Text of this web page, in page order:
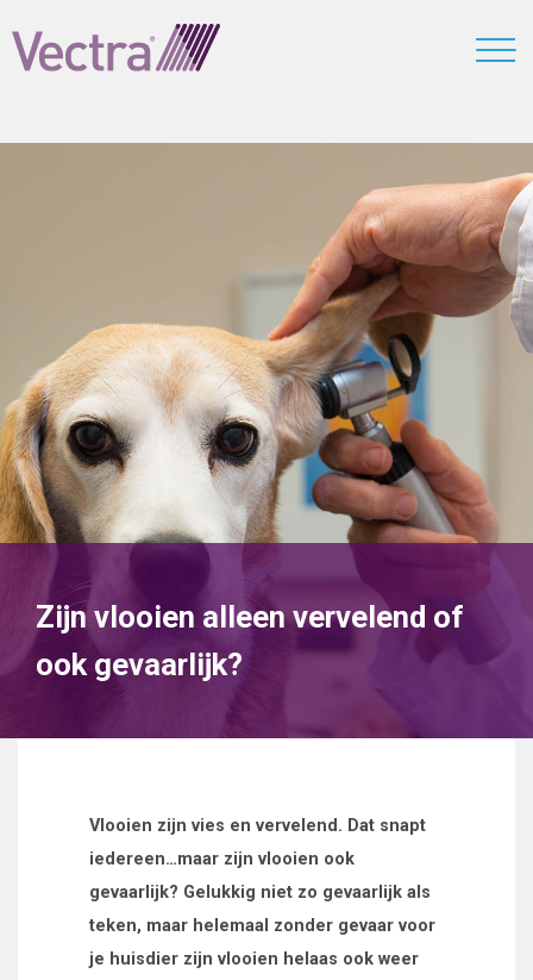
Zijn vlooien alleen vervelend of
ook gevaarlijk?
Vlooien zijn vies en vervelend. Dat snapt
iedereen…maar zijn vlooien ook
gevaarlijk? Gelukkig niet zo gevaarlijk als
teken, maar helemaal zonder gevaar voor
je huisdier zijn vlooien helaas ook weer